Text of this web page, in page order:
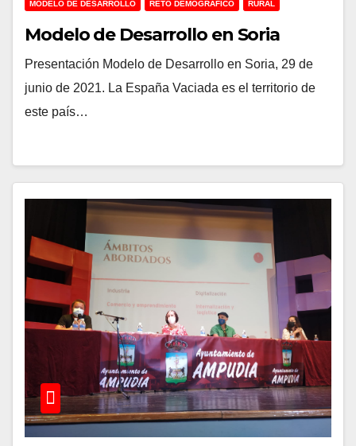
MODELO DE DESARROLLO RETO DEMOGRÁFICO RURAL
Modelo de Desarrollo en Soria
Presentación Modelo de Desarrollo en Soria, 29 de
junio de 2021. La España Vaciada es el territorio de
este país…